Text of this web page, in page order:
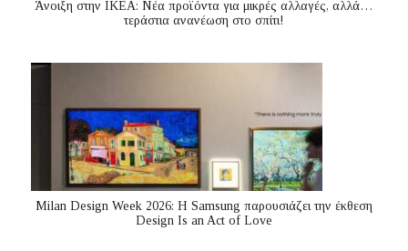
Άνοιξη στην ΙΚΕΑ: Νέα προϊόντα για μικρές αλλαγές, αλλά…
τεράστια ανανέωση στο σπίτι!
Milan Design Week 2026: Η Samsung παρουσιάζει την έκθεση
Design Is an Act of Love